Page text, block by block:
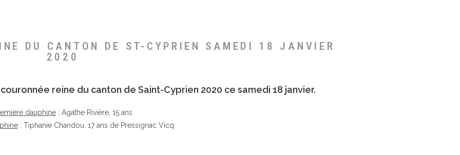
DU CANTON DE ST-CYPRIEN SAMEDI 18 JANVIER
2020
couronnée reine du canton de Saint-Cyprien 2020 ce samedi 18 janvier.
dauphine: Agathe Rivière, 15 ans
: Tiphanie Chandou, 17 ans de Pressignac Vicq